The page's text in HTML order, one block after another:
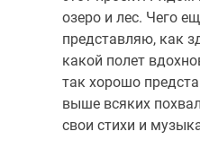
озеро и лес. Чего
представляю, как
какой полет
так хорошо
выше всяких
свои стихи и